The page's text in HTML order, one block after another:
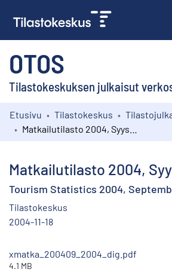
OTOS
Tilastokeskuksen julkaisut
Kokoelmat
Etusivu Tilastokeskus
Matkailutilasto 2004,
Tourism Statistics 2004,
Tilastokeskus
2004-11-18
xmatka_200409_2004_dig.pdf
4.1 MB